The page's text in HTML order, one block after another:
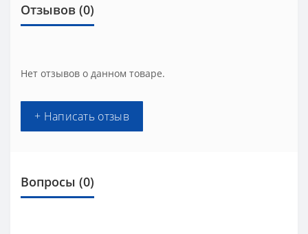
Отзывов (0)
Нет отзывов о данном товаре.
+ Написать отзыв
Вопросы (0)